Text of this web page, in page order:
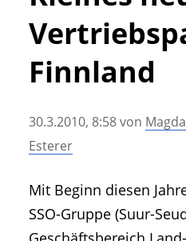
• Messen und
• Mitteilung der
• Agritechnica
Finnland
30.3.2010, 8:58von
Esterer
Mit Beginn diesen
SSO-Gruppe (Suur-